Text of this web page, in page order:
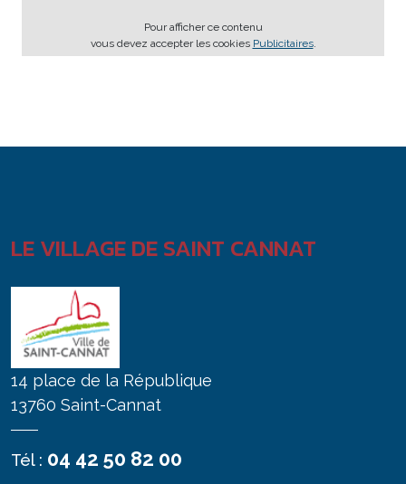
Pour afficher ce contenu
vous devez accepter les cookies Publicitaires.
LE VILLAGE DE SAINT CANNAT
14 place de la République
13760 Saint-Cannat
Tél : 04 42 50 82 00